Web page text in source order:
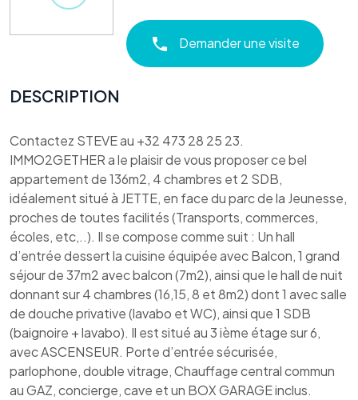
Demander une visite
DESCRIPTION
Contactez STEVE au +32 473 28 25 23.
IMMO2GETHER a le plaisir de vous proposer ce bel
appartement de 136m2, 4 chambres et 2 SDB,
idéalement situé à JETTE, en face du parc de la Jeunesse,
proches de toutes facilités (Transports, commerces,
écoles, etc,..). Il se compose comme suit : Un hall
d’entrée dessert la cuisine équipée avec Balcon, 1 grand
séjour de 37m2 avec balcon (7m2), ainsi que le hall de nuit
donnant sur 4 chambres (16,15, 8 et 8m2) dont 1 avec salle
de douche privative (lavabo et WC), ainsi que 1 SDB
(baignoire + lavabo). Il est situé au 3 ième étage sur 6,
avec ASCENSEUR. Porte d’entrée sécurisée,
parlophone, double vitrage, Chauffage central commun
au GAZ, concierge, cave et un BOX GARAGE inclus.